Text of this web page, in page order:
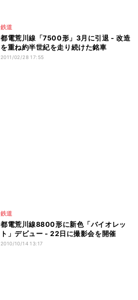
鉄道
都電荒川線「7500形」3月に引退 - 改造
を重ね約半世紀を走り続けた銘車
2011/02/28 17:55
鉄道
都電荒川線8800形に新色「バイオレッ
ト」デビュー - 22日に撮影会を開催
2010/10/14 13:17